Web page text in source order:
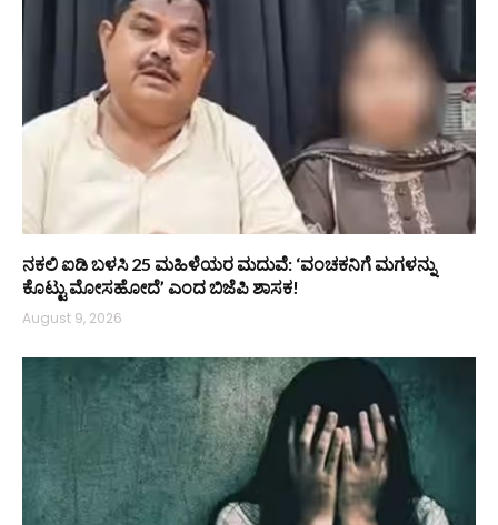
ನಕಲಿ ಐಡಿ ಬಳಸಿ 25 ಮಹಿಳೆಯರ ಮದುವೆ: ‘ವಂಚಕನಿಗೆ ಮಗಳನ್ನು
ಕೊಟ್ಟು ಮೋಸಹೋದೆ’ ಎಂದ ಬಿಜೆಪಿ ಶಾಸಕ!
August 9, 2026